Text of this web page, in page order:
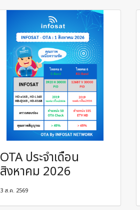
OTA ประจำเดือน
สิงหาคม 2026
3 ส.ค. 2569